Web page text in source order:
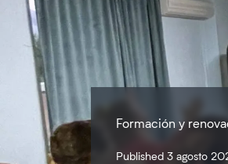
Formación y
Published 3 agosto